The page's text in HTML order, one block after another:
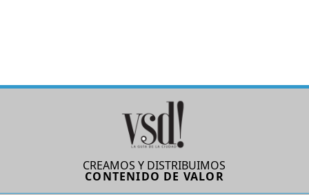
CREAMOS Y DISTRIBUIMOS
CONTENIDO DE VALOR